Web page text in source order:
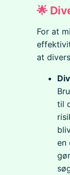
🌟
For at
at
til
en